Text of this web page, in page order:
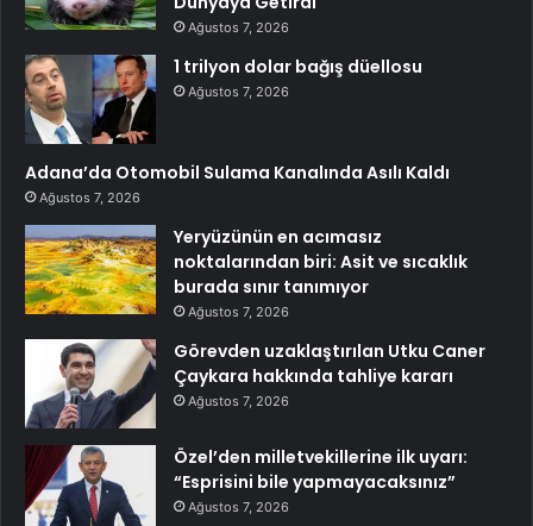
Ağustos 7, 2026
1 trilyon dolar bağış düellosu
Ağustos 7, 2026
Adana’da Otomobil Sulama Kanalında Asılı Kaldı
Ağustos 7, 2026
Yeryüzünün en acımasız
noktalarından biri: Asit ve sıcaklık
burada sınır tanımıyor
Ağustos 7, 2026
Görevden uzaklaştırılan Utku Caner
Çaykara hakkında tahliye kararı
Ağustos 7, 2026
Özel’den milletvekillerine ilk uyarı:
“Esprisini bile yapmayacaksınız”
Ağustos 7, 2026